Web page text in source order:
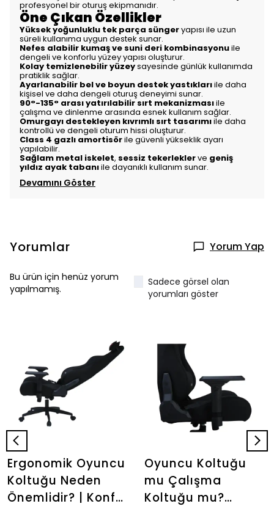
profesyonel bir oturuş ekipmanıdır.
Öne Çıkan Özellikler
Yüksek yoğunluklu tek parça süngeryapısı ile uzun
süreli kullanıma uygun destek sunar.
Nefes alabilir kumaş ve suni deri kombinasyonuile
dengeli ve konforlu yüzey yapısı oluşturur.
Kolay temizlenebilir yüzeysayesinde günlük kullanımda
pratiklik sağlar.
Ayarlanabilir bel ve boyun destek yastıklarıile daha
kişisel ve daha dengeli oturuş deneyimi sunar.
90°-135° arası yatırılabilir sırt mekanizmasıile
çalışma ve dinlenme arasında esnek kullanım sağlar.
Omurgayı destekleyen kıvrımlı sırt tasarımıile daha
kontrollü ve dengeli oturum hissi oluşturur.
Class 4 gazlı amortisörile güvenli yükseklik ayarı
yapılabilir.
Sağlam metal iskelet, sessiz tekerleklerve geniş
yıldız ayak tabanıile dayanıklı kullanım sunar.
Devamını Göster
Yorumlar Yorum Yap
Bu ürün için henüz yorum
yapılmamış.
Sadece görsel olan
yorumları göster
Ergonomik Oyuncu
Koltuğu Neden
Önemlidir? | Konfor
Oyuncu Koltuğu
mu Çalışma
Koltuğu mu?